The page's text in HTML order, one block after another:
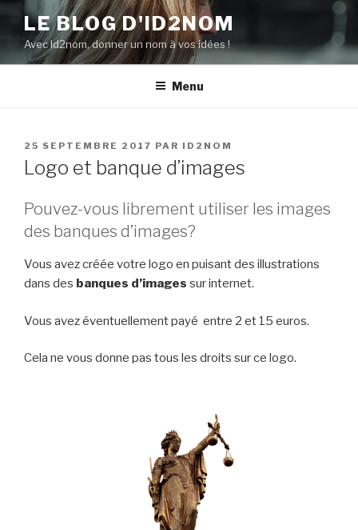
contenu
principal
LE BLOG D'ID2NOM
Avec Id2nom, donner un nom à vos idées !
Menu
PUBLIÉ
LE
25 SEPTEMBRE 2017 PAR ID2NOM
Logo et banque d’images
Pouvez-vous librement utiliser les images
des banques d’images?
Vous avez créée votre logo en puisant des illustrations
dans des banques d’images sur internet.
Vous avez éventuellement payé entre 2 et 15 euros.
Cela ne vous donne pas tous les droits sur ce logo.